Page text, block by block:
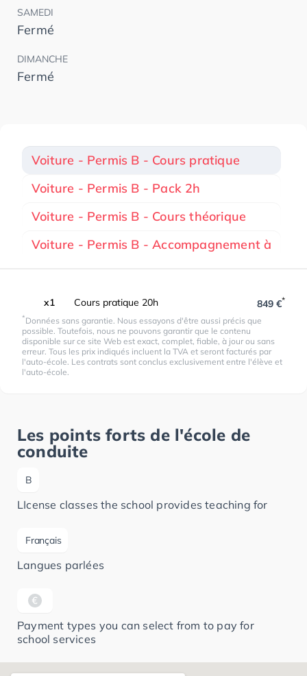
SAMEDI
Fermé
DIMANCHE
Fermé
Voiture - Permis B - Cours pratique
Voiture - Permis B - Pack 2h
Voiture - Permis B - Cours théorique
Voiture - Permis B - Accompagnement à
x1 Cours pratique 20h 849 €*
*Données sans garantie. Nous essayons d'être aussi précis que
possible. Toutefois, nous ne pouvons garantir que le contenu
disponible sur ce site Web est exact, complet, fiable, à jour ou sans
erreur. Tous les prix indiqués incluent la TVA et seront facturés par
l'auto-école. Les contrats sont conclus exclusivement entre l'élève et
l'auto-école.
Les points forts de l'école de
conduite
B
LIcense classes the school provides teaching for
Français
Langues parlées
Payment types you can select from to pay for
school services